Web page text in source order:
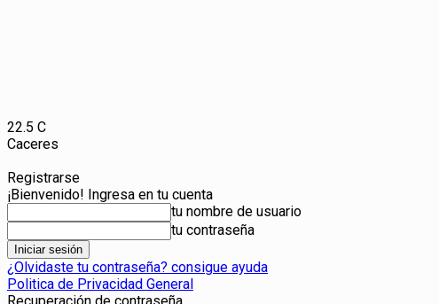
22.5 C
Caceres
Registrarse
¡Bienvenido! Ingresa en tu cuenta
tu nombre de usuario
tu contraseña
¿Olvidaste tu contraseña? consigue ayuda
Politica de Privacidad General